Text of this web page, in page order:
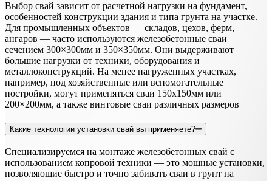
Выбор свай зависит от расчетной нагрузки на фундамент,
особенностей конструкции здания и типа грунта на участке.
Для промышленных объектов — складов, цехов, ферм,
ангаров — часто используются железобетонные сваи
сечением 300×300мм и 350×350мм. Они выдерживают
большие нагрузки от техники, оборудования и
металлоконструкций. На менее нагруженных участках,
например, под хозяйственные или вспомогательные
постройки, могут применяться сваи 150х150мм или
200×200мм, а также винтовые сваи различных размеров
Какие технологии установки свай вы применяете?
Специализируемся на монтаже железобетонных свай с
использованием копровой техники — это мощные установки,
позволяющие быстро и точно забивать сваи в грунт на